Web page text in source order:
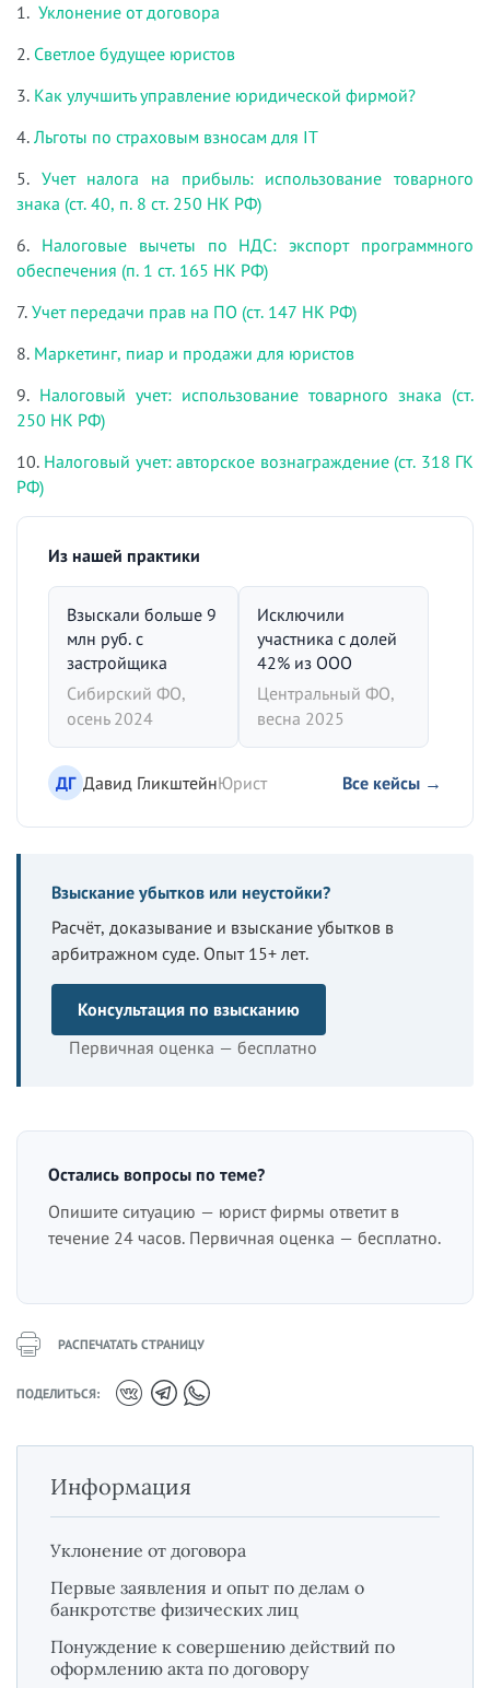
1. Уклонение от договора
2. Светлое будущее юристов
3. Как улучшить управление юридической фирмой?
4. Льготы по страховым взносам для IT
5. Учет налога на прибыль: использование товарного
знака (ст. 40, п. 8 ст. 250 НК РФ)
6. Налоговые вычеты по НДС: экспорт программного
обеспечения (п. 1 ст. 165 НК РФ)
7. Учет передачи прав на ПО (ст. 147 НК РФ)
8. Маркетинг, пиар и продажи для юристов
9. Налоговый учет: использование товарного знака (ст.
250 НК РФ)
10. Налоговый учет: авторское вознаграждение (ст. 318 ГК
РФ)
Из нашей практики
Взыскали больше 9
млн руб. с
застройщика
Сибирский ФО,
осень 2024
Исключили
участника с долей
42% из ООО
Центральный ФО,
весна 2025
ДГ Давид ГликштейнЮрист Все кейсы →
Взыскание убытков или неустойки?
Расчёт, доказывание и взыскание убытков в
арбитражном суде. Опыт 15+ лет.
Консультация по взысканию
Первичная оценка — бесплатно
Остались вопросы по теме?
Опишите ситуацию — юрист фирмы ответит в
течение 24 часов. Первичная оценка — бесплатно.
РАСПЕЧАТАТЬ СТРАНИЦУ
ПОДЕЛИТЬСЯ:
Информация
Уклонение от договора
Первые заявления и опыт по делам о
банкротстве физических лиц
Понуждение к совершению действий по
оформлению акта по договору